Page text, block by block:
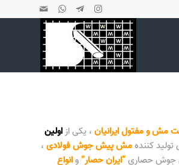
و مفتول ایرانیان ، یکی ازاولین
تولید کنندهمش پیش جوش فولادی ،
جوش حصاری“ایران حصار”وانواع